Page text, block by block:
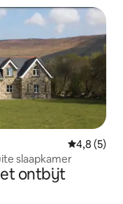
4,8 (5)
slaapkamer
ontbijt